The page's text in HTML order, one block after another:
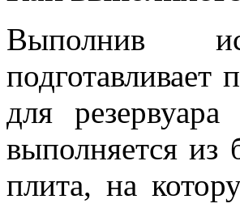
Выполнив
подготавливает
для
выполняется из
плита, на